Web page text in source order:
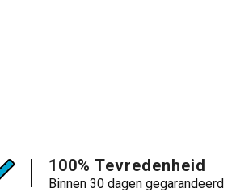
100% Tevredenheid
Binnen 30 dagen gegarandeerd